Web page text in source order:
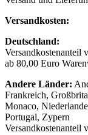
Versandkosten:
Deutschland:
Versandkostenanteil
ab 80,00 Euro
Andere Länder:
Frankreich,
Monaco,
Portugal, Zypern
Versandkostenanteil